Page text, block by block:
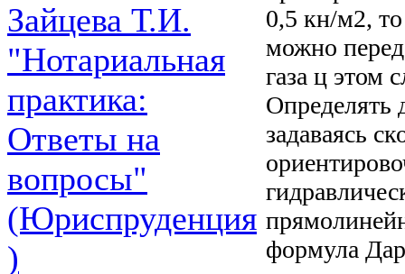
Зайцева Т.И.
"Нотариальная
практика:
Ответы на
вопросы"
(Юриспруденция
)
0,5 кн/м2,
можно
газа ц этом
Определять
задаваясь
формула